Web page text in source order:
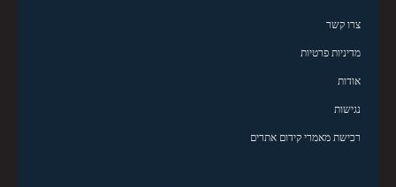
צרו קשר
מדיניות פרטיות
אודות
נגישות
רכישת מאמרי קידום אתרים